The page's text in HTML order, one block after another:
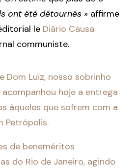
ont été détournés » affirme
le Diário Causa
communiste.
Dom Luiz, nosso sobrinho
acompanhou hoje a entrega
àqueles que sofrem com a
Petrópolis.
de beneméritos
do Rio de Janeiro, agindo